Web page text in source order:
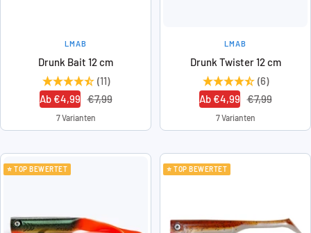
LMAB
Drunk Bait 12 cm
(11)
Angebotspreis
Ab €4,99 Regulärer
Preis
€7,99
7 Varianten
LMAB
Drunk Twister 12 cm
(6)
Angebotspreis
Ab €4,99 Regulärer
Preis
€7,99
7 Varianten
⭐ TOP BEWERTET ⭐ TOP BEWERTET